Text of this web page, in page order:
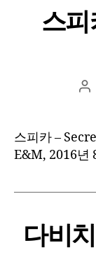
스
스피카 –
E&M, 2016년
다비